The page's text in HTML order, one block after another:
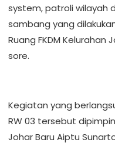
system, patroli wilayah
sambang yang
Ruang FKDM Kelurahan
sore.
Kegiatan yang
RW 03 tersebut
Johar Baru Aiptu